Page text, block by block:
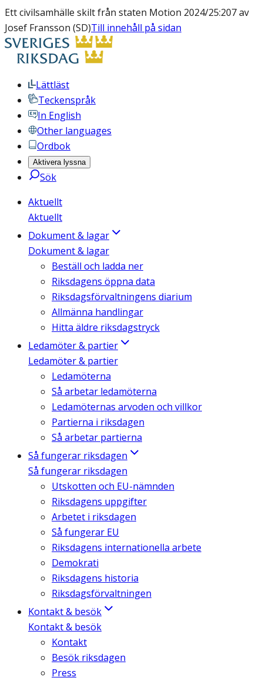
Ett civilsamhälle skilt från staten Motion 2024/25:207 av
Josef Fransson (SD)Till innehåll på sidan
Lättläst
Teckenspråk
In English
Other languages
Ordbok
Aktivera lyssna
Sök
Aktuellt
Aktuellt
Dokument & lagar
Dokument & lagar
Beställ och ladda ner
Riksdagens öppna data
Riksdagsförvaltningens diarium
Allmänna handlingar
Hitta äldre riksdagstryck
Ledamöter & partier
Ledamöter & partier
Ledamöterna
Så arbetar ledamöterna
Ledamöternas arvoden och villkor
Partierna i riksdagen
Så arbetar partierna
Så fungerar riksdagen
Så fungerar riksdagen
Utskotten och EU-nämnden
Riksdagens uppgifter
Arbetet i riksdagen
Så fungerar EU
Riksdagens internationella arbete
Demokrati
Riksdagens historia
Riksdagsförvaltningen
Kontakt & besök
Kontakt & besök
Kontakt
Besök riksdagen
Press